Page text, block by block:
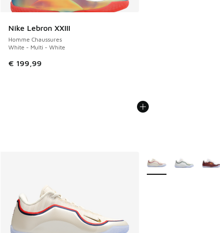
Nike Lebron XXIII
Homme Chaussures
White - Multi - White
€ 199,99
Plus de couleurs